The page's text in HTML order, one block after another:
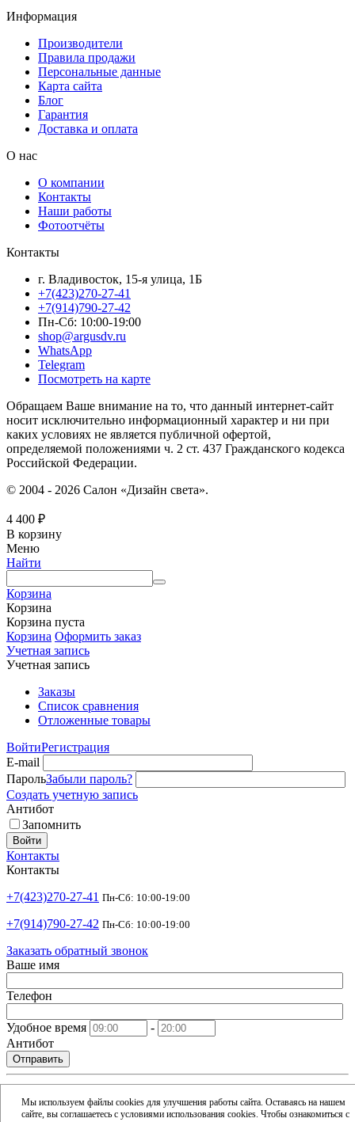
Информация
Производители
Правила продажи
Персональные данные
Карта сайта
Блог
Гарантия
Доставка и оплата
О нас
О компании
Контакты
Наши работы
Фотоотчёты
Контакты
г. Владивосток, 15-я улица, 1Б
+7(423)270-27-41
+7(914)790-27-42
Пн-Сб: 10:00-19:00
shop@argusdv.ru
WhatsApp
Telegram
Посмотреть на карте
Обращаем Ваше внимание на то, что данный интернет-сайт
носит исключительно информационный характер и ни при
каких условиях не является публичной офертой,
определяемой положениями ч. 2 ст. 437 Гражданского кодекса
Российской Федерации.
Мы используем файлы cookies для улучшения работы сайта. Оставаясь на нашем
сайте, вы соглашаетесь с условиями использования cookies. Чтобы ознакомиться с
© 2004 - 2026 Салон «Дизайн света».
4 400 ₽
В корзину
Меню
Найти
Корзина
Корзина
Корзина пуста
Корзина Оформить заказ
Учетная запись
Учетная запись
Заказы
Список сравнения
Отложенные товары
ВойтиРегистрация
E-mail
ПарольЗабыли пароль?
Создать учетную запись
Антибот
Запомнить
Войти
Контакты
Контакты
+7(423)270-27-41 Пн-Сб: 10:00-19:00
+7(914)790-27-42 Пн-Сб: 10:00-19:00
Заказать обратный звонок
Ваше имя
Телефон
Удобное время
-
Антибот
Отправить
Email